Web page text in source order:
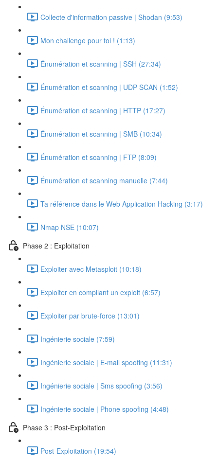
Collecte d'information passive | Shodan (9:53)
Mon challenge pour toi ! (1:13)
Énumération et scanning | SSH (27:34)
Énumération et scanning | UDP SCAN (1:52)
Énumération et scanning | HTTP (17:27)
Énumération et scanning | SMB (10:34)
Énumération et scanning | FTP (8:09)
Énumération et scanning manuelle (7:44)
Ta référence dans le Web Application Hacking (3:17)
Nmap NSE (10:07)
Phase 2 : Exploitation
Exploiter avec Metasploit (10:18)
Exploiter en compilant un exploit (6:57)
Exploiter par brute-force (13:01)
Ingénierie sociale (7:59)
Ingénierie sociale | E-mail spoofing (11:31)
Ingénierie sociale | Sms spoofing (3:56)
Ingénierie sociale | Phone spoofing (4:48)
Phase 3 : Post-Exploitation
Post-Exploitation (19:54)